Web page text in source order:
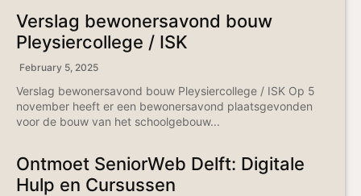
Verslag bewonersavond bouw
Pleysiercollege / ISK
February 5, 2025
Verslag bewonersavond bouw Pleysiercollege / ISK Op 5
november heeft er een bewonersavond plaatsgevonden
voor de bouw van het schoolgebouw...
Ontmoet SeniorWeb Delft: Digitale
Hulp en Cursussen